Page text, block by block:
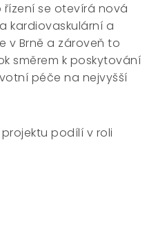
se otevírá nová
kardiovaskulární a
v Brně a zároveň to
směrem k poskytování
péče na nejvyšší
podílí v roli